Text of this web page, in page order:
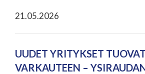
21.05.2026
UUDET YRITYKSET
VARKAUTEEN –